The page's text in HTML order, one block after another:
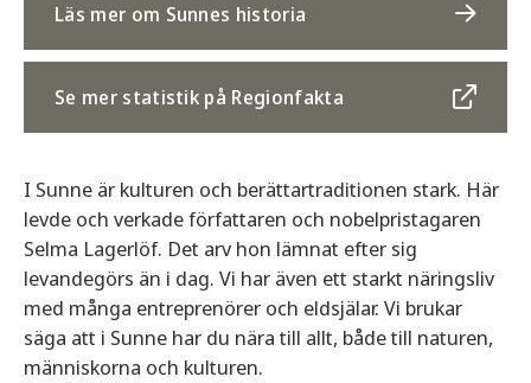
Läs mer om Sunnes historia
Se mer statistik på Regionfakta
I Sunne är kulturen och berättartraditionen stark. Här
levde och verkade författaren och nobelpristagaren
Selma Lagerlöf. Det arv hon lämnat efter sig
levandegörs än i dag. Vi har även ett starkt näringsliv
med många entreprenörer och eldsjälar. Vi brukar
säga att i Sunne har du nära till allt, både till naturen,
människorna och kulturen.